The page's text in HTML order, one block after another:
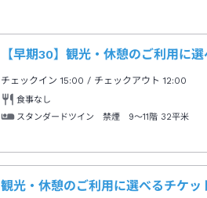
【早期30】観光・休憩のご利用
チェックイン15:00 / チェックアウト 12:00
食事なし
スタンダードツイン 禁煙 9～11階 32平米
観光・休憩のご利用に選べるチケ